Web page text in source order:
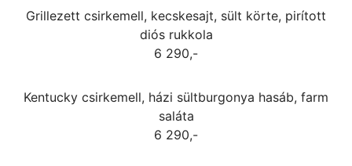
Grillezett csirkemell, kecskesajt, sült körte, pirított
diós rukkola
6 290,-
Kentucky csirkemell, házi sültburgonya hasáb, farm
saláta
6 290,-